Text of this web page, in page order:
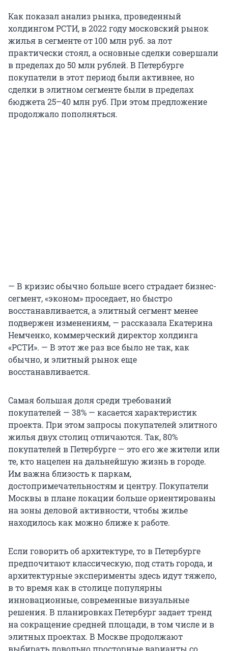
Как показал анализ рынка, проведенный
холдингом РСТИ, в 2022 году московский рынок
жилья в сегменте от 100 млн руб. за лот
практически стоял, а основные сделки совершали
в пределах до 50 млн рублей. В Петербурге
покупатели в этот период были активнее, но
сделки в элитном сегменте были в пределах
бюджета 25–40 млн руб. При этом предложение
продолжало пополняться.
— В кризис обычно больше всего страдает бизнес-
сегмент, «эконом» проседает, но быстро
восстанавливается, а элитный сегмент менее
подвержен изменениям, — рассказала Екатерина
Немченко, коммерческий директор холдинга
«РСТИ». — В этот же раз все было не так, как
обычно, и элитный рынок еще
восстанавливается.
Cамая большая доля среди требований
покупателей — 38% — касается характеристик
проекта. При этом запросы покупателей элитного
жилья двух столиц отличаются. Так, 80%
покупателей в Петербурге — это его же жители или
те, кто нацелен на дальнейшую жизнь в городе.
Им важна близость к паркам,
достопримечательностям и центру. Покупатели
Москвы в плане локации больше ориентированы
на зоны деловой активности, чтобы жилье
находилось как можно ближе к работе.
Если говорить об архитектуре, то в Петербурге
предпочитают классическую, под стать города, и
архитектурные эксперименты здесь идут тяжело,
в то время как в столице популярны
инновационные, современные визуальные
решения. В планировках Петербург задает тренд
на сокращение средней площади, в том числе и в
элитных проектах. В Москве продолжают
выбирать довольно просторные варианты со